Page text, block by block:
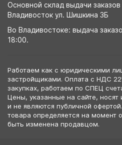
Основной склад выдачи заказов
Владивосток ул. Шишкина 3Б
Во Владивостоке: выдача
18:00.
Работаем как с юридическими
застройщиками. Оплата с НДС
закупках, работаем по СПЕЦ
Цены, указанные на сайте,
и не являются публичной
товара определяется на момент
быть изменена продавцом.